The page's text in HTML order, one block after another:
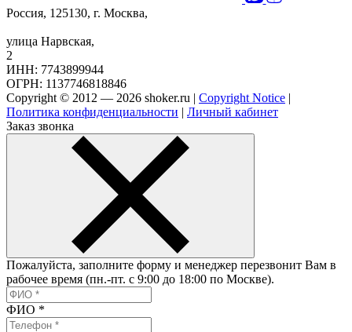
Россия, 125130, г. Москва,
улица Нарвская,
2
ИНН: 7743899944
ОГРН: 1137746818846
Copyright © 2012 — 2026 shoker.ru | Copyright Notice |
Политика конфиденциальности | Личный кабинет
Заказ звонка
Пожалуйста, заполните форму и менеджер перезвонит Вам в
рабочее время (пн.-пт. с 9:00 до 18:00 по Москве).
ФИО *